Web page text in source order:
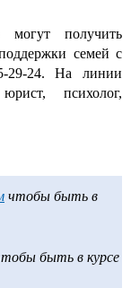
получить
семей с
29-24. На линии
психолог,
чтобы быть в
быть в курсе